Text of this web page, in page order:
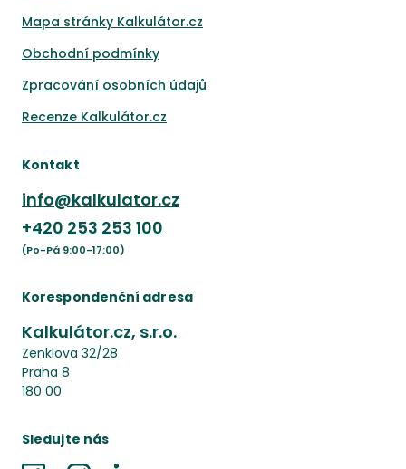
Mapa stránky Kalkulátor.cz
Obchodní podmínky
Zpracování osobních údajů
Recenze Kalkulátor.cz
Kontakt
info@kalkulator.cz
+420 253 253 100
(Po-Pá 9:00-17:00)
Korespondenční adresa
Kalkulátor.cz, s.r.o.
Zenklova 32/28
Praha 8
180 00
Sledujte nás